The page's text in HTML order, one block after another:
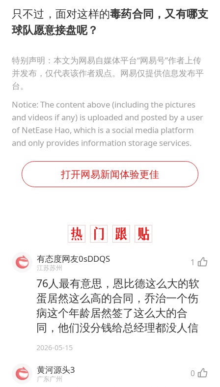
只不过，面对这样的毒药合同，又有哪支
球队愿意接盘呢？
特别声明：本文为网易自媒体平台“网易号”作者上传
并发布，仅代表该作者观点。网易仅提供信息发布平
台。
Notice: The content above (including the pictures
and videos if any) is uploaded and posted by a user
of NetEase Hao, which is a social media platform
and only provides information storage services.
打开网易新闻体验更佳
有态度网友0sDDQS
江苏苏州 1
76人最有意思，恩比德这么大的软
蛋居然这么高的合同，乔治一个伤
病这个年龄居然签了这么大的合
同，他们没分钱给总经理都没人信
2026-05-15
黄河源头3
广东广州 0